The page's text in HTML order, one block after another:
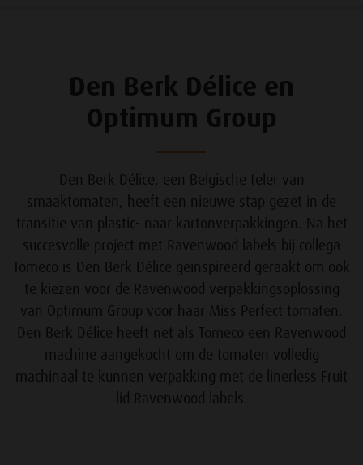
Den Berk Délice en
Optimum Group
Den Berk Délice, een Belgische teler van
smaaktomaten, heeft een nieuwe stap gezet in de
transitie van plastic- naar kartonverpakkingen. Na het
succesvolle project met Ravenwood labels bij collega
Tomeco is Den Berk Délice geïnspireerd geraakt om ook
te kiezen voor de Ravenwood verpakkingsoplossing
van Optimum Group voor haar Miss Perfect tomaten.
Den Berk Délice heeft net als Tomeco een Ravenwood
machine aangekocht om de tomaten volledig
machinaal te kunnen verpakking met de linerless Fruit
lid Ravenwood labels.